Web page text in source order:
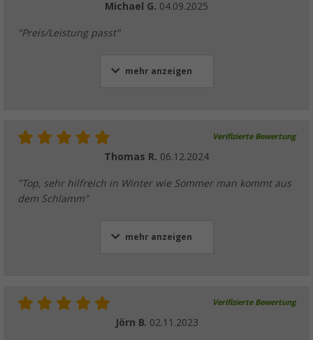
Michael G. 04.09.2025
"Preis/Leistung passt"
mehr anzeigen
Verifizierte Bewertung
Thomas R. 06.12.2024
"Top, sehr hilfreich in Winter wie Sommer man kommt aus
dem Schlamm"
mehr anzeigen
Verifizierte Bewertung
Jörn B. 02.11.2023